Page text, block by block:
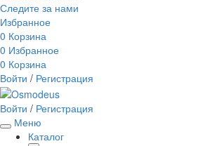
Следите за нами
Избранное
0 Корзина
0 Избранное
0 Корзина
Войти / Регистрация
Войти / Регистрация
Меню
Каталог